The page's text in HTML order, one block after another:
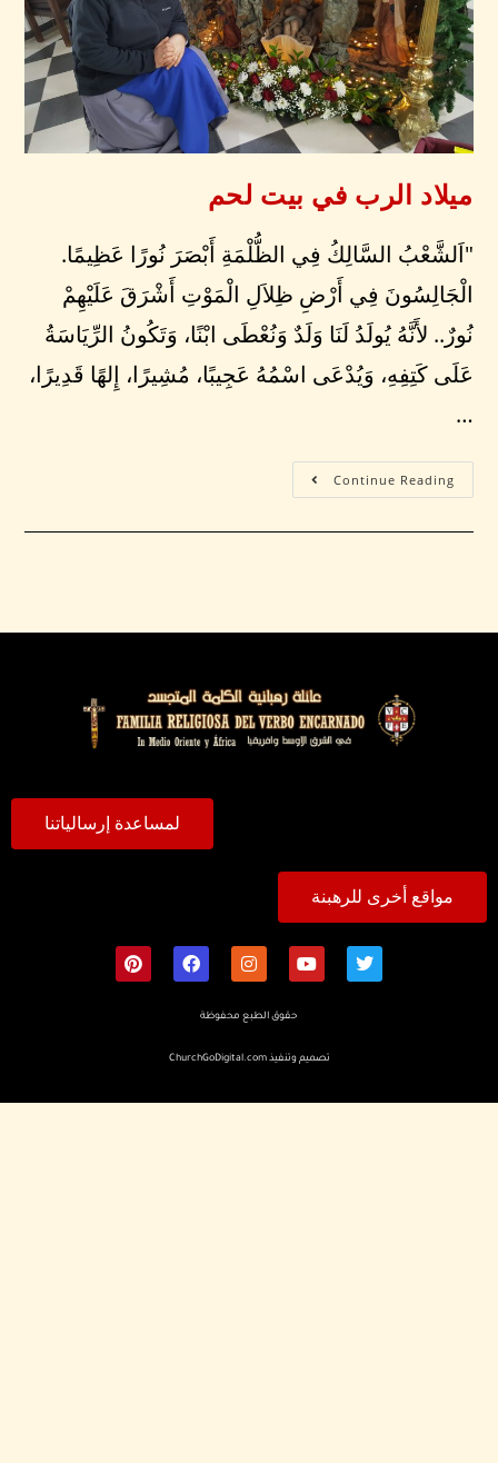
ميلاد الرب في بيت لحم
"اَلشَّعْبُ السَّالِكُ فِي الظُّلْمَةِ أَبْصَرَ نُورًا عَظِيمًا.
الْجَالِسُونَ فِي أَرْضِ ظِلاَلِ الْمَوْتِ أَشْرَقَ عَلَيْهِمْ
نُورٌ.. لأَنَّهُ يُولَدُ لَنَا وَلَدٌ وَنُعْطَى ابْنًا، وَتَكُونُ الرِّيَاسَةُ
عَلَى كَتِفِهِ، وَيُدْعَى اسْمُهُ عَجِيبًا، مُشِيرًا، إِلهًا قَدِيرًا،
…
Continue Reading
لمساعدة إرسالياتنا
مواقع أخرى للرهبنة
حقوق الطبع محفوظة
تصميم وتنفيذChurchGoDigital.com